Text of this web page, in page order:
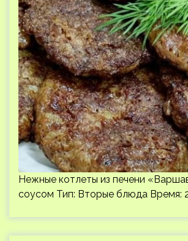
Нежные котлеты из печени
соусом Тип: Вторые блюда Время: